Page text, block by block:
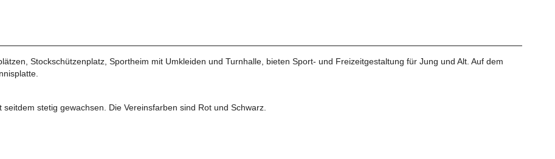
Stockschützenplatz, Sportheim mit Umkleiden und Turnhalle, bieten Sport- und Freizeitgestaltung für Jung und Alt. Auf dem
stetig gewachsen. Die Vereinsfarben sind Rot und Schwarz.